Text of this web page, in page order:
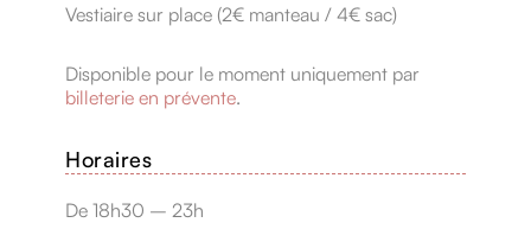
Vestiaire sur place (2€ manteau / 4€ sac)
Disponible pour le moment uniquement par
billeterie en prévente.
Horaires
De 18h30 – 23h